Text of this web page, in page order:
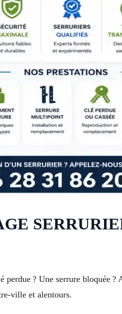
perdue ? Une serrure bloquée ?
ville et alentours.